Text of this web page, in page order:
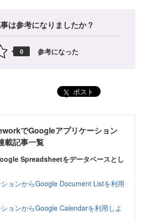
は参考になりましたか？
0 参考になった
ポスト
でGoogleアプリケーション
載記事一覧
Spreadsheetをデータベースとし
ョンからGoogle Document Listを利用
ョンからGoogle Calendarを利用しよ